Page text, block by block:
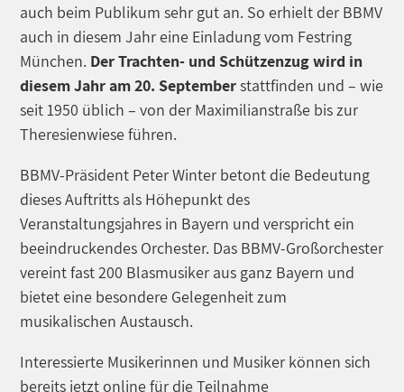
auch beim Publikum sehr gut an. So erhielt der BBMV
auch in diesem Jahr eine Einladung vom Festring
München. Der Trachten- und Schützenzug wird in
diesem Jahr am 20. Septemberstattfinden und – wie
seit 1950 üblich – von der Maximilianstraße bis zur
Theresienwiese führen.
BBMV-Präsident Peter Winter betont die Bedeutung
dieses Auftritts als Höhepunkt des
Veranstaltungsjahres in Bayern und verspricht ein
beeindruckendes Orchester. Das BBMV-Großorchester
vereint fast 200 Blasmusiker aus ganz Bayern und
bietet eine besondere Gelegenheit zum
musikalischen Austausch.
Interessierte Musikerinnen und Musiker können sich
bereits jetzt online für die Teilnahme